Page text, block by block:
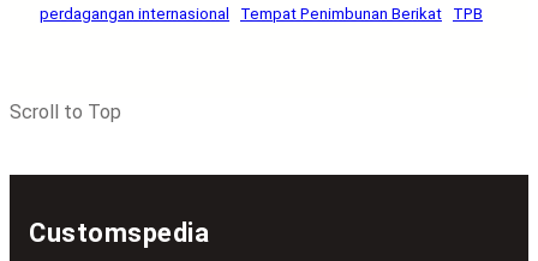
perdagangan internasional
Tempat Penimbunan Berikat TPB
Scroll to Top
Customspedia